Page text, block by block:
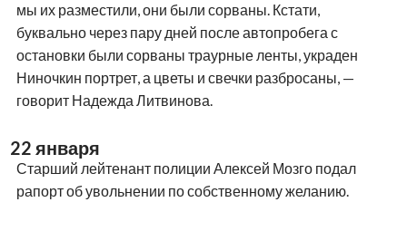
мы их разместили, они были сорваны. Кстати,
буквально через пару дней после автопробега с
остановки были сорваны траурные ленты, украден
Ниночкин портрет, а цветы и свечки разбросаны, —
говорит Надежда Литвинова.
22 января
Старший лейтенант полиции Алексей Мозго подал
рапорт об увольнении по собственному желанию.